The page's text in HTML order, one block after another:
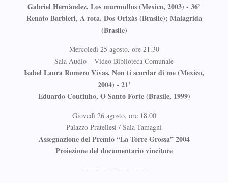
Gabriel Hernàndez, Los murmullos (Mexico, 2003) - 36’
Renato Barbieri, A rota. Dos Orixàs (Brasile); Malagrida
(Brasile)
Mercoledì 25 agosto, ore 21.30
Sala Audio – Video Biblioteca Comunale
Isabel Laura Romero Vivas, Non ti scordar di me (Mexico,
2004) - 21’
Eduardo Coutinho, O Santo Forte (Brasile, 1999)
Giovedì 26 agosto, ore 18.00
Palazzo Pratellesi / Sala Tamagni
Assegnazione del Premio “La Torre Grossa” 2004
Proiezione del documentario vincitore
- - - - - - - - - - - - - - -